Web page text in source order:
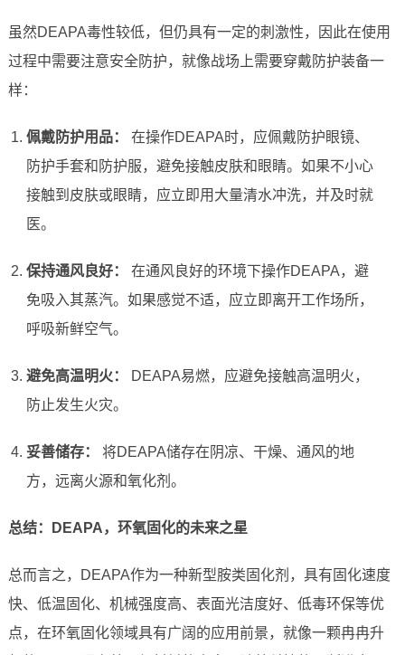
虽然DEAPA毒性较低，但仍具有一定的刺激性，因此在使用
过程中需要注意安全防护，就像战场上需要穿戴防护装备一
样：
佩戴防护用品：
在操作DEAPA时，应佩戴防护眼镜、
防护手套和防护服，避免接触皮肤和眼睛。如果不小心
接触到皮肤或眼睛，应立即用大量清水冲洗，并及时就
医。
保持通风良好：
在通风良好的环境下操作DEAPA，避
免吸入其蒸汽。如果感觉不适，应立即离开工作场所，
呼吸新鲜空气。
避免高温明火：
DEAPA易燃，应避免接触高温明火，
防止发生火灾。
妥善储存：
将DEAPA储存在阴凉、干燥、通风的地
方，远离火源和氧化剂。
总结：DEAPA，环氧固化的未来之星
总而言之，DEAPA作为一种新型胺类固化剂，具有固化速度
快、低温固化、机械强度高、表面光洁度好、低毒环保等优
点，在环氧固化领域具有广阔的应用前景，就像一颗冉冉升